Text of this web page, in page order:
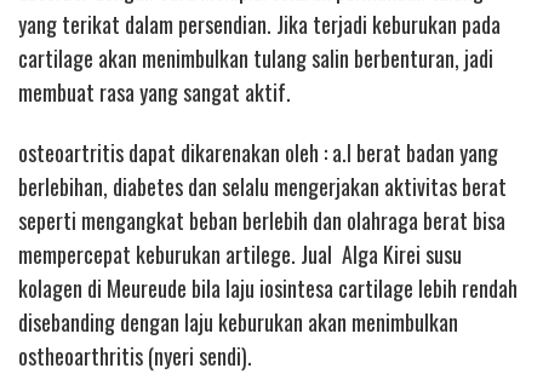
yang terikat dalam persendian. Jika terjadi keburukan pada
cartilage akan menimbulkan tulang salin berbenturan, jadi
membuat rasa yang sangat aktif.
osteoartritis dapat dikarenakan oleh : a.l berat badan yang
berlebihan, diabetes dan selalu mengerjakan aktivitas berat
seperti mengangkat beban berlebih dan olahraga berat bisa
mempercepat keburukan artilege. Jual Alga Kirei susu
kolagen di Meureude bila laju iosintesa cartilage lebih rendah
disebanding dengan laju keburukan akan menimbulkan
ostheoarthritis (nyeri sendi).